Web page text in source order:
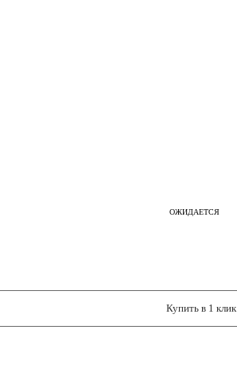
ОЖИДАЕТСЯ
Купить в 1 клик